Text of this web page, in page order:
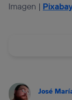
Imagen |
José